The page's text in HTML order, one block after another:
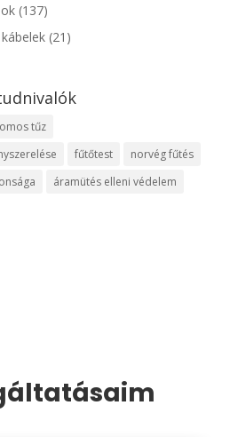
(137)
(21)
tűz
fűtőtest
norvég fűtés
áramütés elleni védelem